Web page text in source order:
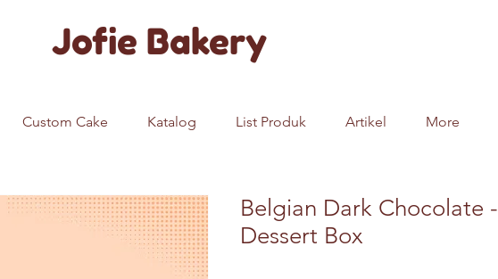
Jofie Bakery
Custom Cake Katalog List Produk Artikel More
Belgian Dark Chocolate -
Dessert Box